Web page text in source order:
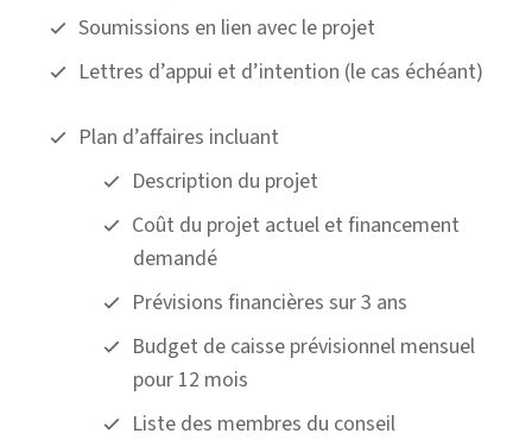
Soumissions en lien avec le projet
Lettres d’appui et d’intention (le cas échéant)
Plan d’affaires incluant
Description du projet
Coût du projet actuel et financement
demandé
Prévisions financières sur 3 ans
Budget de caisse prévisionnel mensuel
pour 12 mois
Liste des membres du conseil